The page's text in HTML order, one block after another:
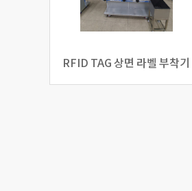
RFID TAG 상면 라벨 부착기